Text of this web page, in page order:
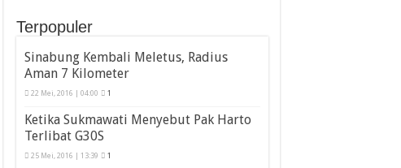
Terpopuler
Sinabung Kembali Meletus, Radius
Aman 7 Kilometer
22 Mei, 2016 | 04:00 1
Ketika Sukmawati Menyebut Pak Harto
Terlibat G30S
25 Mei, 2016 | 13:39 1